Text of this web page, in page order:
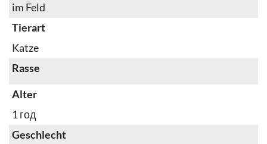
im Feld
Tierart
Katze
Rasse
Alter
1 год
Geschlecht